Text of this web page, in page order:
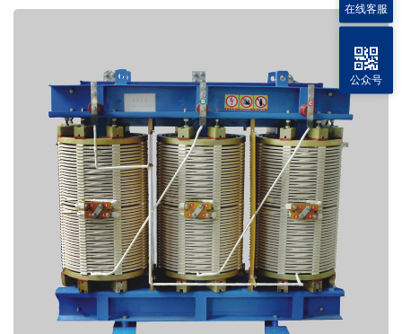
在线客服
公众号